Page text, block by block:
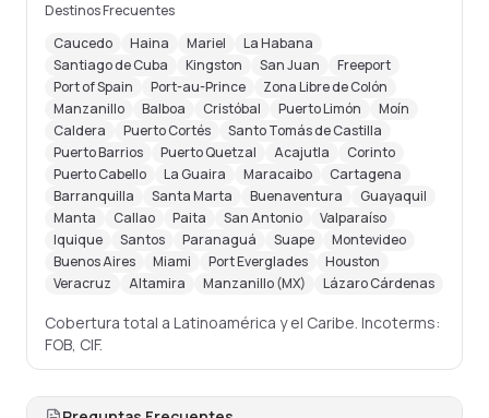
Destinos Frecuentes
Caucedo
Haina Mariel
La Habana
Santiago de Cuba
Kingston San Juan
Freeport
Port of Spain
Port-au-Prince
Zona Libre de Colón
Manzanillo
Balboa Cristóbal Puerto Limón
Moín
Caldera
Puerto Cortés
Santo Tomás de Castilla
Puerto Barrios
Puerto Quetzal Acajutla
Corinto
Puerto Cabello
La Guaira Maracaibo
Cartagena
Barranquilla
Santa Marta Buenaventura
Guayaquil
Manta
Callao Paita San Antonio
Valparaíso
Iquique
Santos Paranaguá Suape
Montevideo
Buenos Aires
Miami Port Everglades
Houston
Veracruz
Altamira Manzanillo (MX) Lázaro Cárdenas
Cobertura total a Latinoamérica y el Caribe. Incoterms:
FOB, CIF.